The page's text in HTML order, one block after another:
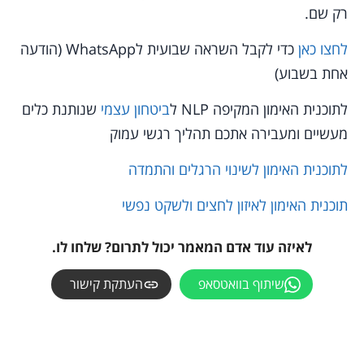
רק שם.
לחצו כאן
כדי לקבל השראה שבועית לWhatsApp (הודעה
אחת בשבוע)
לתוכנית האימון המקיפה NLP ל
ביטחון עצמי שנותנת כלים
מעשיים ומעבירה אתכם תהליך רגשי עמוק
לתוכנית האימון לשינוי הרגלים והתמדה
תוכנית האימון לאיזון לחצים ולשקט נפשי
לאיזה עוד אדם המאמר יכול לתרום? שלחו לו.
שיתוף בוואטסאפ העתקת קישור